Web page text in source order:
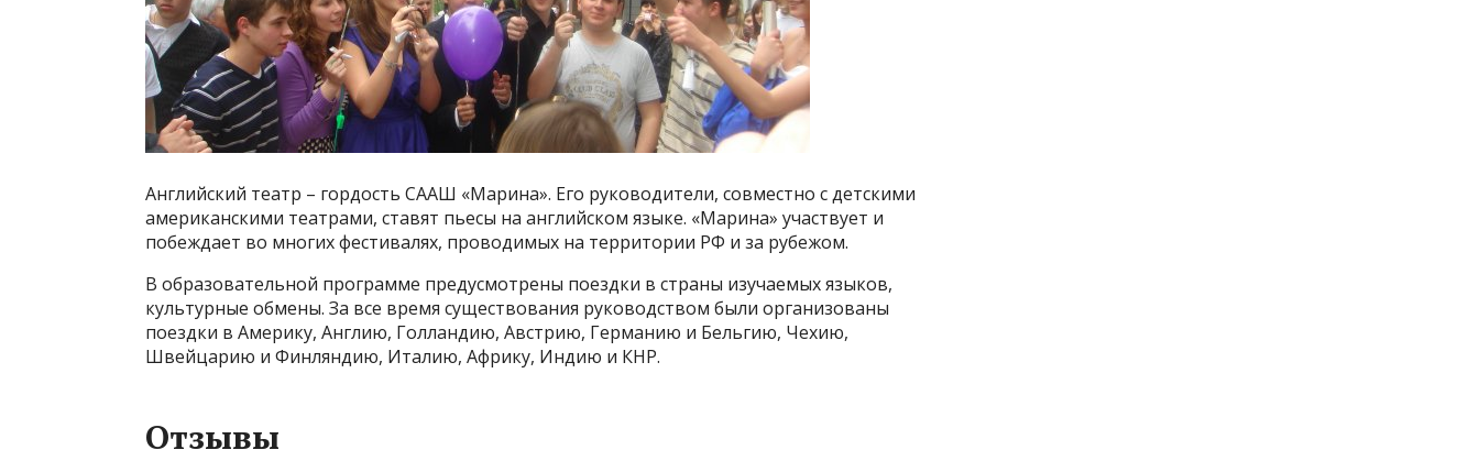
Английский театр – гордость СААШ «Марина». Его руководители, совместно с детскими
американскими театрами, ставят пьесы на английском языке. «Марина» участвует и
побеждает во многих фестивалях, проводимых на территории РФ и за рубежом.
В образовательной программе предусмотрены поездки в страны изучаемых языков,
культурные обмены. За все время существования руководством были организованы
поездки в Америку, Англию, Голландию, Австрию, Германию и Бельгию, Чехию,
Швейцарию и Финляндию, Италию, Африку, Индию и КНР.
Отзывы